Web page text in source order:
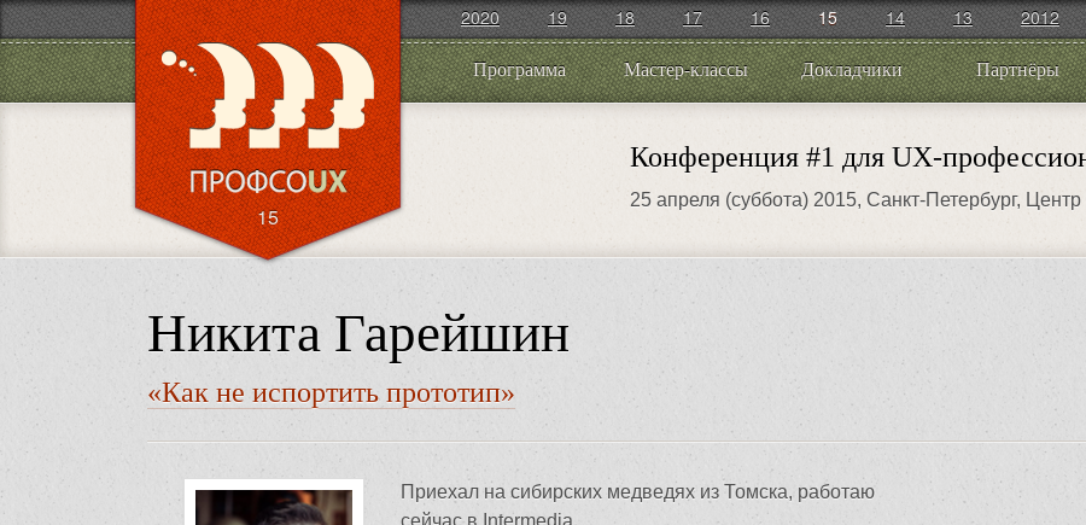
2020 19 18 17 16 15 14 13 2012
Программа Мастер-классы Докладчики Партнёры
15
Конференция #1 для UX-
25 апреля (суббота) 2015, Санкт-Петербург,
Никита Гарейшин
«Как не испортить прототип»
Приехал на сибирских медведях из Томска, работаю
сейчас в Intermedia.